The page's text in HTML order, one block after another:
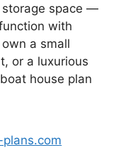
storage space —
with
a small
or a luxurious
house plan